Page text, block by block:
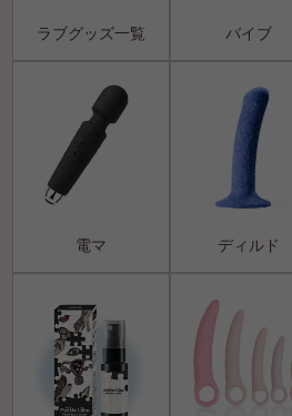
ラブグッズ一覧 バイブ
電マ ディルド